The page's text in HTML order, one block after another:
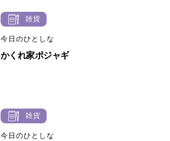
雑貨
今日のひとしな
かくれ家ポジャギ
雑貨
今日のひとしな